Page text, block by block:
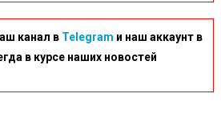
канал в Telegram и наш аккаунт в
в курсе наших новостей